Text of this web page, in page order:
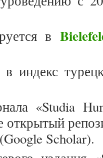
в
индекс
«Studia
(Google Scholar).